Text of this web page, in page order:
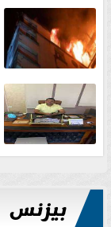
بيزنس